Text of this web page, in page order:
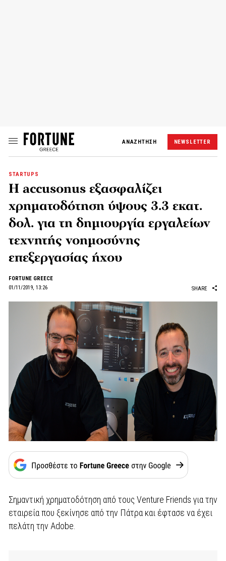
ΑΝΑΖΗΤΗΣΗ NEWSLETTER
STARTUPS
Η accusonus εξασφαλίζει
χρηματοδότηση ύψους 3.3 εκατ.
δολ. για τη δημιουργία εργαλείων
τεχνητής νοημοσύνης
επεξεργασίας ήχου
FORTUNE GREECE
01/11/2019, 13:26
SHARE
Σημαντική χρηματοδότηση από τους Venture Friends για την
εταιρεία που ξεκίνησε από την Πάτρα και έφτασε να έχει
πελάτη την Adobe.